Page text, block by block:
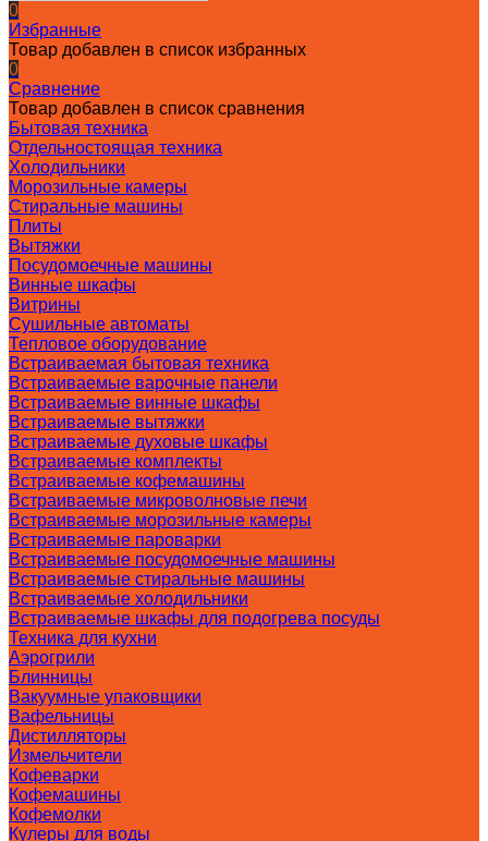
0
Избранные
Товар добавлен в список избранных
0
Сравнение
Товар добавлен в список сравнения
Бытовая техника
Отдельностоящая техника
Холодильники
Морозильные камеры
Стиральные машины
Плиты
Вытяжки
Посудомоечные машины
Винные шкафы
Витрины
Сушильные автоматы
Тепловое оборудование
Встраиваемая бытовая техника
Встраиваемые варочные панели
Встраиваемые винные шкафы
Встраиваемые вытяжки
Встраиваемые духовые шкафы
Встраиваемые комплекты
Встраиваемые кофемашины
Встраиваемые микроволновые печи
Встраиваемые морозильные камеры
Встраиваемые пароварки
Встраиваемые посудомоечные машины
Встраиваемые стиральные машины
Встраиваемые холодильники
Встраиваемые шкафы для подогрева посуды
Техника для кухни
Аэрогрили
Блинницы
Вакуумные упаковщики
Вафельницы
Дистилляторы
Измельчители
Кофеварки
Кофемашины
Кофемолки
Кулеры для воды